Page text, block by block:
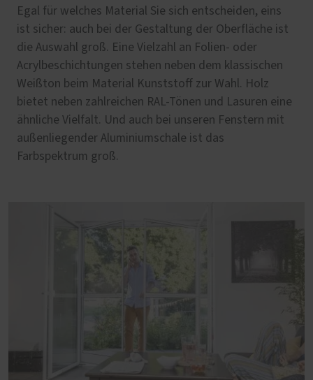
Egal für welches Material Sie sich entscheiden, eins
ist sicher: auch bei der Gestaltung der Oberfläche ist
die Auswahl groß. Eine Vielzahl an Folien- oder
Acrylbeschichtungen stehen neben dem klassischen
Weißton beim Material Kunststoff zur Wahl. Holz
bietet neben zahlreichen RAL-Tönen und Lasuren eine
ähnliche Vielfalt. Und auch bei unseren Fenstern mit
außenliegender Aluminiumschale ist das
Farbspektrum groß.